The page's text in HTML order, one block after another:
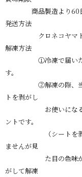
商品製造より60
発送方法
クロネコヤマト
解凍方法
①冷凍で届いたお肉
す。
②解凍の際、当社の
トを剥がし
お使いになる2～3
ントです。
（シートを剥がさ
ませんが見
た目の色味が悪く
がして解凍